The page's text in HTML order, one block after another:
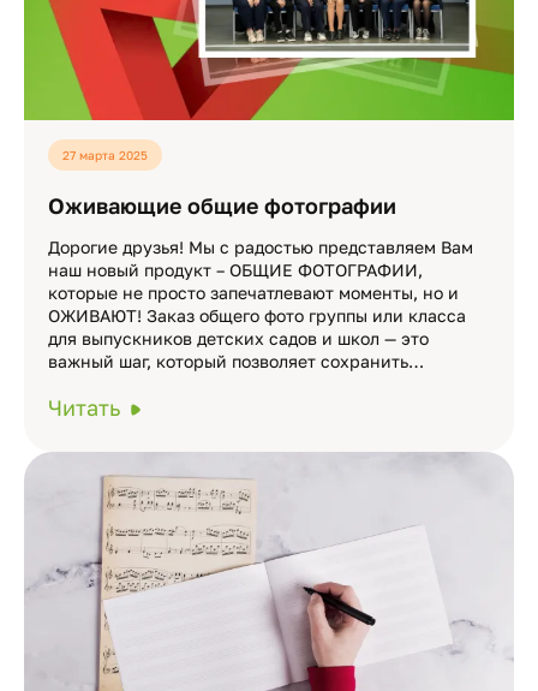
27 марта 2025
Оживающие общие фотографии
Дорогие друзья! Мы с радостью представляем Вам
наш новый продукт – ОБЩИЕ ФОТОГРАФИИ,
которые не просто запечатлевают моменты, но и
ОЖИВАЮТ! Заказ общего фото группы или класса
для выпускников детских садов и школ — это
важный шаг, который позволяет сохранить…
Читать